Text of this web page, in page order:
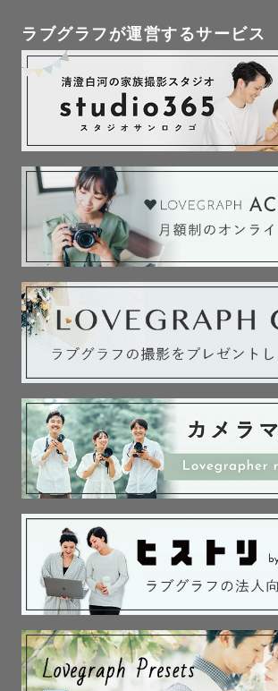
ラブグラフが運営するサービス